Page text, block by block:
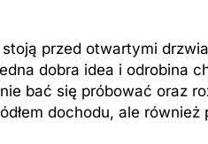
przed otwartymi
dobra idea i odrobina
bać się próbować oraz
dochodu, ale również